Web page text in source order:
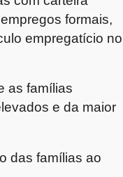
formais,
empregatício no
as famílias
e da maior
das famílias ao